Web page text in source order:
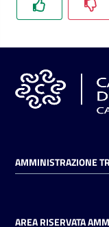
AMMINISTRAZIONE
AREA RISERVATA